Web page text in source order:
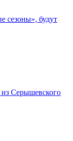
сезоны», будут
из Серышевского